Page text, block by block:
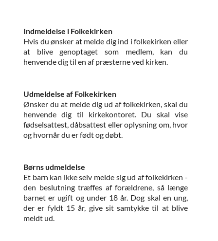
Indmeldelse i Folkekirken
Hvis du ønsker at melde dig ind i folkekirken eller
at blive genoptaget som medlem, kan du
henvende dig til en af præsterne ved kirken.
Udmeldelse af Folkekirken
Ønsker du at melde dig ud af folkekirken, skal du
henvende dig til kirkekontoret. Du skal vise
fødselsattest, dåbsattest eller oplysning om, hvor
og hvornår du er født og døbt.
Børns udmeldelse
Et barn kan ikke selv melde sig ud af folkekirken -
den beslutning træffes af forældrene, så længe
barnet er ugift og under 18 år. Dog skal en ung,
der er fyldt 15 år, give sit samtykke til at blive
meldt ud.